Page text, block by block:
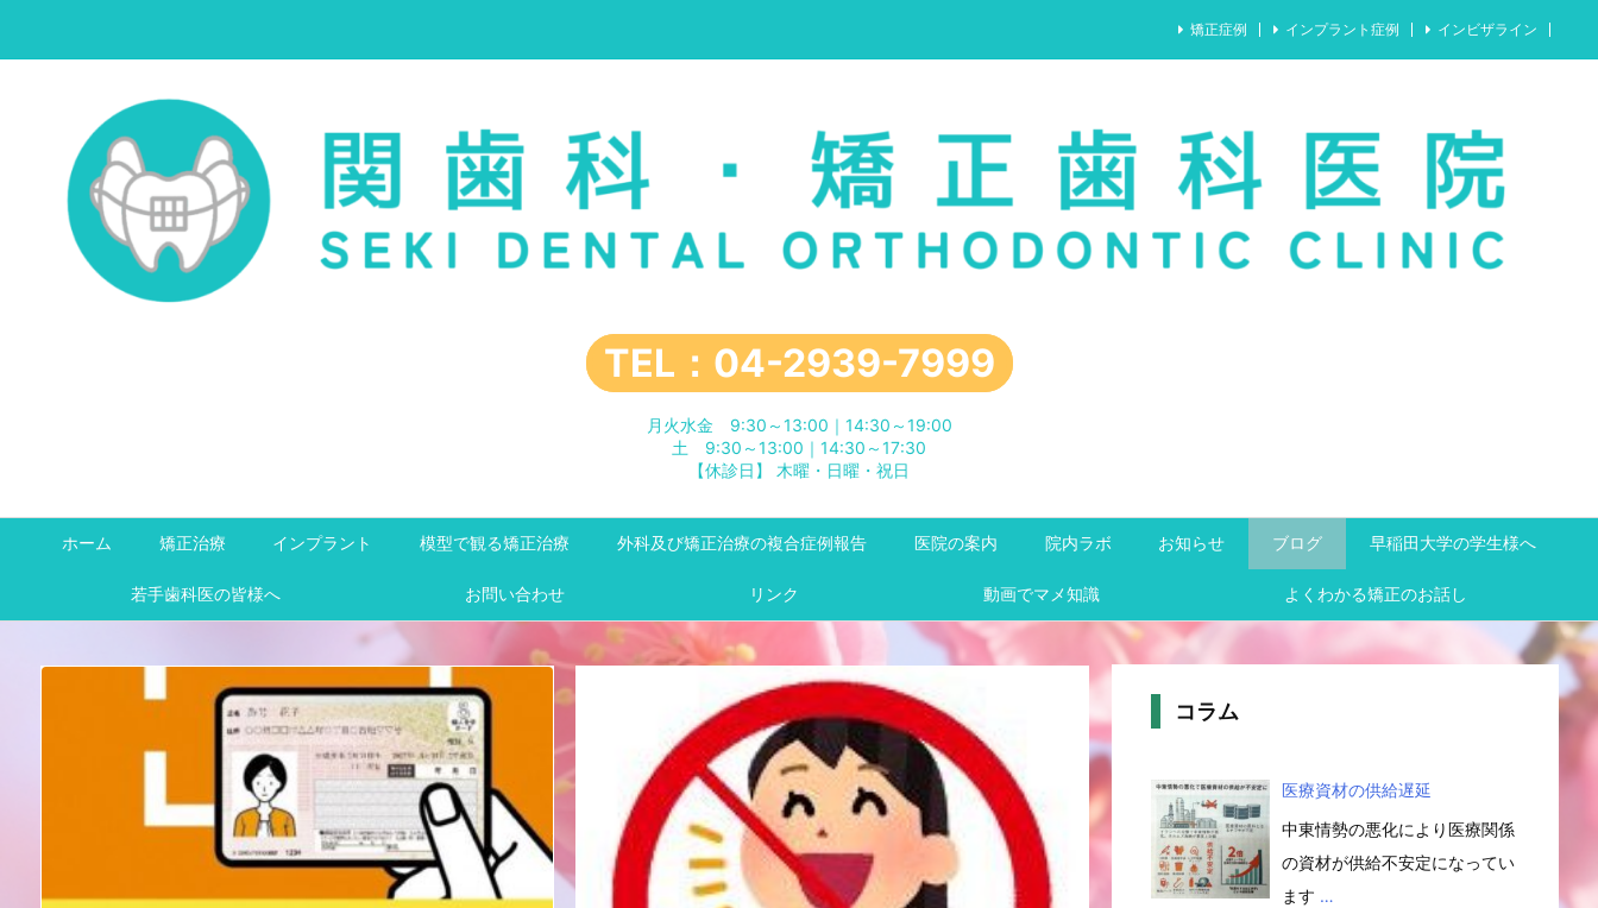
TEL：04-2939-7999
月火水金 9:30～13:00｜14:30～19:00
土 9:30～13:00｜14:30～17:30
【休診日】 木曜・日曜・祝日
ホーム 矯正治療 インプラント 模型で観る矯正治療 外科及び矯正治療の複合症例報告 医院の案内 院内ラボ お知らせ ブログ 早稲田大学の学生様へ
若手歯科医の皆様へ お問い合わせ リンク 動画でマメ知識 よくわかる矯正のお話し
矯正症例 インプラント症例 インビザライン
コラム
医療資材の供給遅延
中東情勢の悪化により医療関係
の資材が供給不安定になってい
ます …